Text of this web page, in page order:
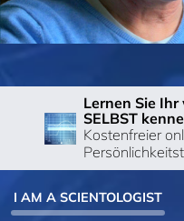
Lernen Sie
SELBST
Kostenfreier
I AM A SCIENTOLOGIST